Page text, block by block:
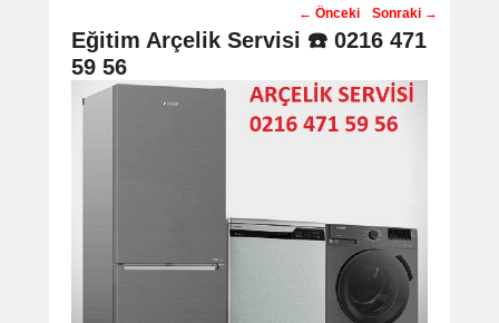
Post
navigation
← Önceki Sonraki →
Eğitim Arçelik Servisi ☎️ 0216 471
59 56